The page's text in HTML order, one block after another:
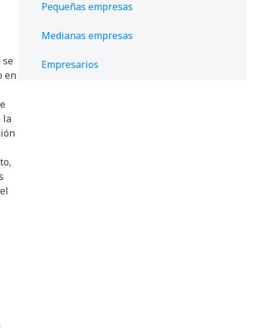
se
en
la
Pequeñas empresas
Medianas empresas
Empresarios